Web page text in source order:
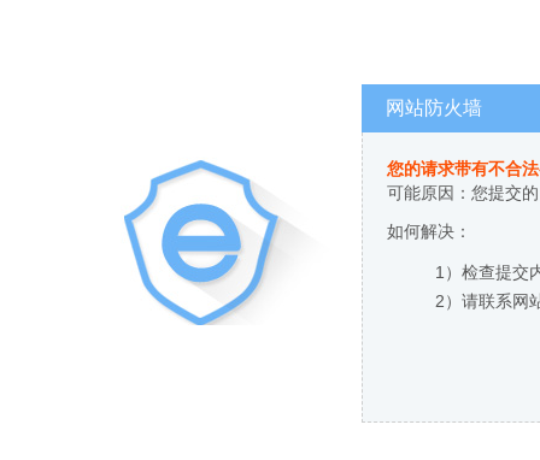
网站防火墙
您的请求带有不合
可能原因：您提交
如何解决：
1）检查提交
2）请联系网